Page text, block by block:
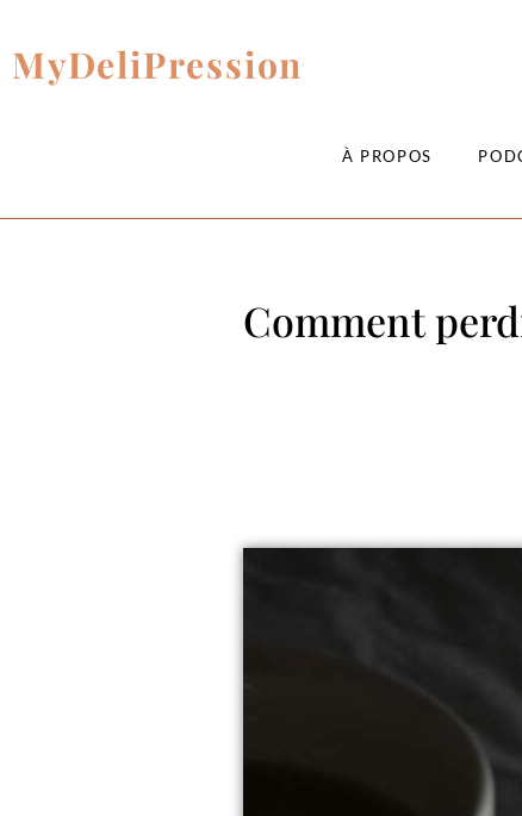
MyDeliPression
À PROPOS
Comment